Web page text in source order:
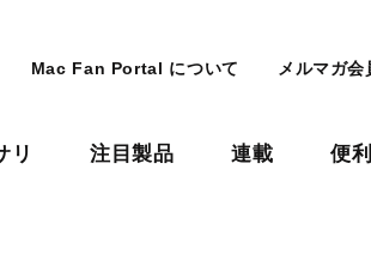
Mac Fan Portal について メルマガ会
リ 注目製品 連載 便